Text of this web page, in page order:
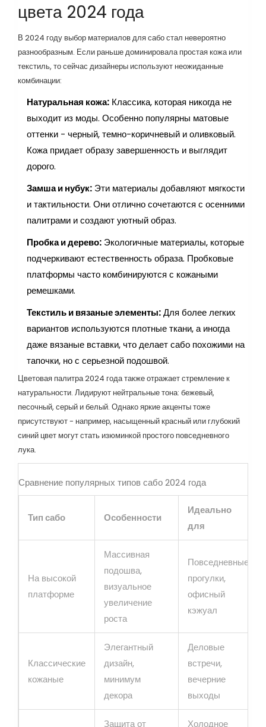
цвета 2024 года
В 2024 году выбор материалов для сабо стал невероятно
разнообразным. Если раньше доминировала простая кожа или
текстиль, то сейчас дизайнеры используют неожиданные
комбинации:
Натуральная кожа: Классика, которая никогда не
выходит из моды. Особенно популярны матовые
оттенки - черный, темно-коричневый и оливковый.
Кожа придает образу завершенность и выглядит
дорого.
Замша и нубук: Эти материалы добавляют мягкости
и тактильности. Они отлично сочетаются с осенними
палитрами и создают уютный образ.
Пробка и дерево: Экологичные материалы, которые
подчеркивают естественность образа. Пробковые
платформы часто комбинируются с кожаными
ремешками.
Текстиль и вязаные элементы:Для более легких
вариантов используются плотные ткани, а иногда
даже вязаные вставки, что делает сабо похожими на
тапочки, но с серьезной подошвой.
Цветовая палитра 2024 года также отражает стремление к
натуральности. Лидируют нейтральные тона: бежевый,
песочный, серый и белый. Однако яркие акценты тоже
присутствуют - например, насыщенный красный или глубокий
синий цвет могут стать изюминкой простого повседневного
лука.
Сравнение популярных типов сабо 2024 года
Тип сабо Особенности
Идеально
для
На высокой
платформе
Массивная
подошва,
визуальное
увеличение
роста
Повседневные
прогулки,
офисный
кэжуал
Классические
кожаные
Элегантный
дизайн,
минимум
декора
Деловые
встречи,
вечерние
выходы
Защита от Холодное